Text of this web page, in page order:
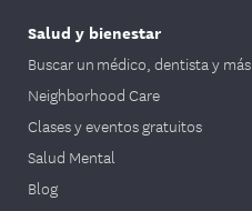
Salud y bienestar
Buscar un médico, dentista y más
Neighborhood Care
Clases y eventos gratuitos
Salud Mental
Blog